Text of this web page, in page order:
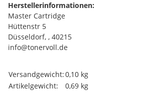
Herstellerinformationen:
Master Cartridge
Hüttenstr 5
Düsseldorf, , 40215
info@tonervoll.de
Produkteigenschaft
Wert
Versandgewicht:0,10 kg
Artikelgewicht:
0,69 kg